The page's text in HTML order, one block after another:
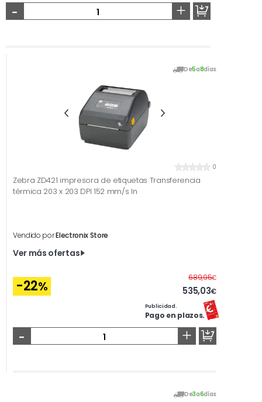
- +
De5a8días
0
Zebra ZD421 impresora de etiquetas Transferencia
térmica 203 x 203 DPI 152 mm/s In
Vendido porElectronix Store
Ver más ofertas
-22%
689,95€Antes
535,03€
Publicidad.
Pago en plazos.
- +
De3a6días